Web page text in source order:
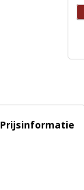
Prijsinformatie